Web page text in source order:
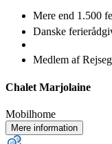
Mere end 1.500
Danske
Medlem af
Chalet Marjolaine
Mobilhome
Mere information